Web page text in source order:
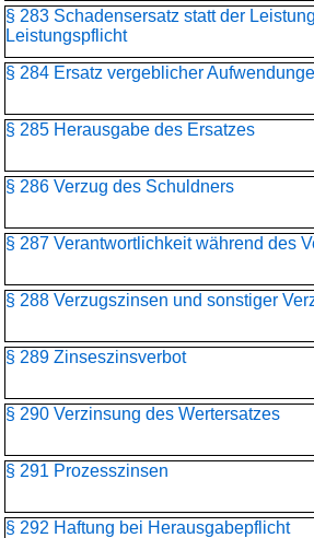
§ 283 Schadensersatz statt der
Leistungspflicht
§ 284 Ersatz vergeblicher
§ 285 Herausgabe des Ersatzes
§ 286 Verzug des Schuldners
§ 287 Verantwortlichkeit während des
§ 288 Verzugszinsen und sonstiger
§ 289 Zinseszinsverbot
§ 290 Verzinsung des Wertersatzes
§ 291 Prozesszinsen
§ 292 Haftung bei Herausgabepflicht